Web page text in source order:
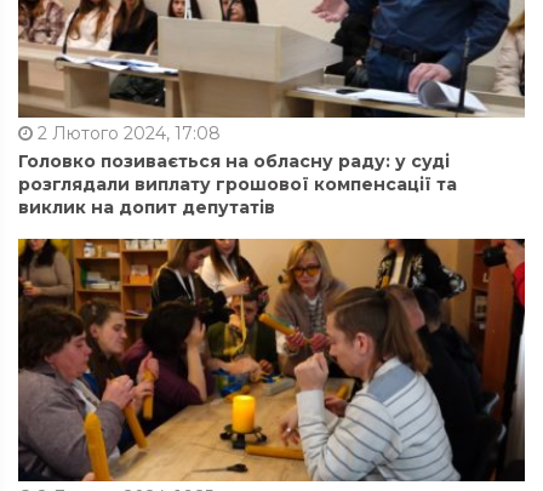
2 Лютого 2024, 17:08
Головко позивається на обласну раду: у суді
розглядали виплату грошової компенсації та
виклик на допит депутатів